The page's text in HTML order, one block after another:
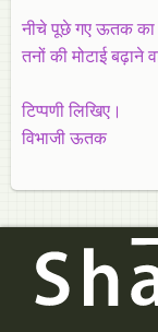
नीचे पूछे गए ऊतक का
तनों की मोटाई
टिप्पणी लिखिए।
विभाजी ऊतक